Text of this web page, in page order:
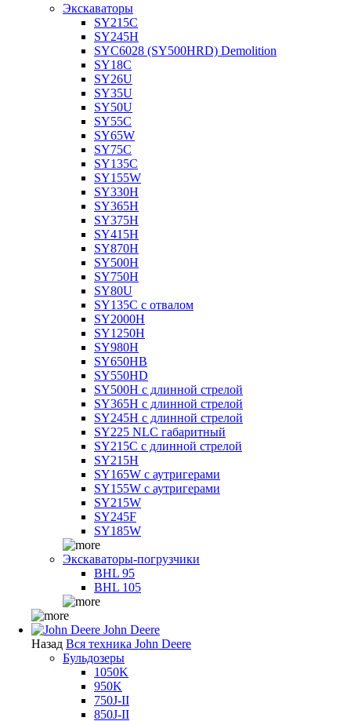
Экскаваторы
SY215C
SY245H
SYC6028 (SY500HRD) Demolition
SY18C
SY26U
SY35U
SY50U
SY55C
SY65W
SY75C
SY135C
SY155W
SY330H
SY365H
SY375H
SY415H
SY870H
SY500H
SY750H
SY80U
SY135C с отвалом
SY2000H
SY1250H
SY980H
SY650HB
SY550HD
SY500H с длинной стрелой
SY365H с длинной стрелой
SY245H с длинной стрелой
SY225 NLC габаритный
SY215C с длинной стрелой
SY215H
SY165W с аутригерами
SY155W с аутригерами
SY215W
SY245F
SY185W
Экскаваторы-погрузчики
BHL 95
BHL 105
John Deere
Назад Вся техника John Deere
Бульдозеры
1050K
950K
750J-II
850J-II